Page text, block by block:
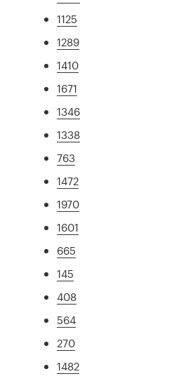
1125
1289
1410
1671
1346
1338
763
1472
1970
1601
665
145
408
564
270
1482